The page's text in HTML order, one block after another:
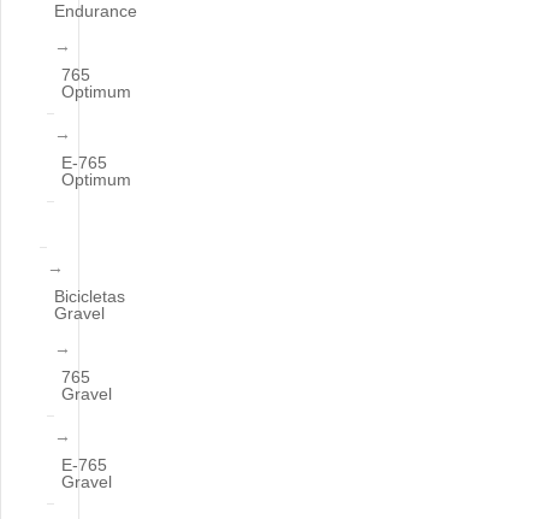
Endurance
765
Optimum
E-765
Optimum
Bicicletas
Gravel
765
Gravel
E-765
Gravel